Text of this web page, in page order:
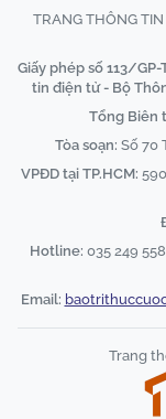
TRANG THÔNG
Giấy phép số 113/
tin điện tử - Bộ
Tổng Biên
Tòa soạn: Số 70
VPĐD tại TP.HCM:
Hotline: 035 249
Email:
Trang